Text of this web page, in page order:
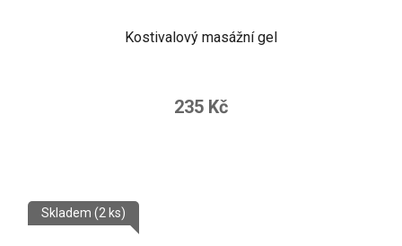
Kostivalový masážní gel
235 Kč
Skladem (2 ks)